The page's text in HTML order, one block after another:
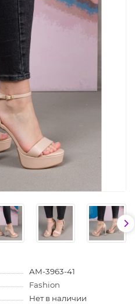
АМ-3963-41
Fashion
Нет в наличии